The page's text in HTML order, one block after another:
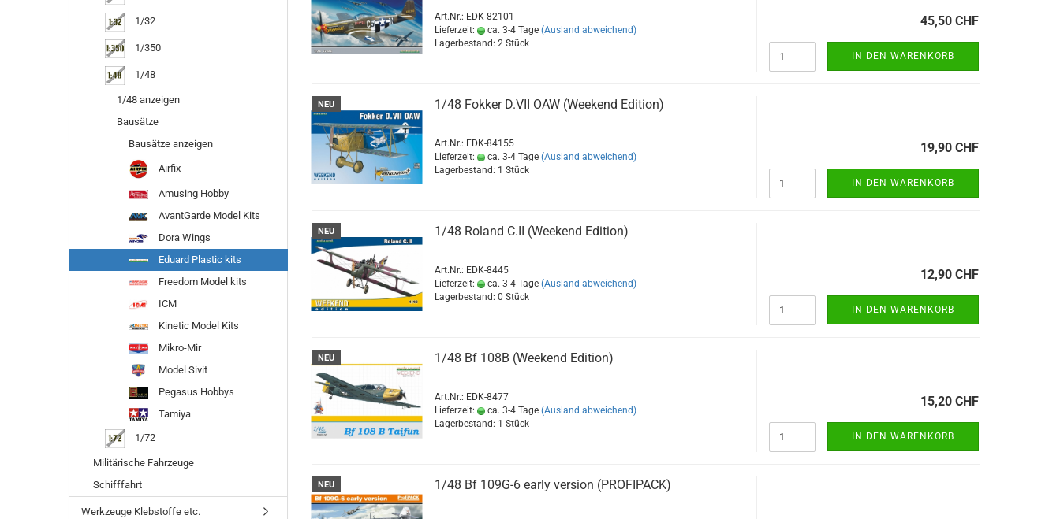
Art.Nr.: EDK-82101
Lieferzeit:
ca. 3-4 Tage (Ausland abweichend)
Lagerbestand: 2 Stück
45,50 CHF
IN DEN WARENKORB
NEU 1/48 Fokker D.VII OAW (Weekend Edition)
Art.Nr.: EDK-84155
Lieferzeit:
ca. 3-4 Tage (Ausland abweichend)
Lagerbestand: 1 Stück
19,90 CHF
IN DEN WARENKORB
NEU 1/48 Roland C.II (Weekend Edition)
Art.Nr.: EDK-8445
Lieferzeit:
ca. 3-4 Tage (Ausland abweichend)
Lagerbestand: 0 Stück
12,90 CHF
IN DEN WARENKORB
NEU 1/48 Bf 108B (Weekend Edition)
Art.Nr.: EDK-8477
Lieferzeit:
ca. 3-4 Tage (Ausland abweichend)
Lagerbestand: 1 Stück
15,20 CHF
IN DEN WARENKORB
NEU 1/48 Bf 109G-6 early version (PROFIPACK)
1/32
1/350
1/48
1/48 anzeigen
Bausätze
Bausätze anzeigen
Airfix
Amusing Hobby
AvantGarde Model Kits
Dora Wings
Eduard Plastic kits
Freedom Model kits
ICM
Kinetic Model Kits
Mikro-Mir
Model Sivit
Pegasus Hobbys
Tamiya
1/72
Militärische Fahrzeuge
Schifffahrt
Werkzeuge Klebstoffe etc.